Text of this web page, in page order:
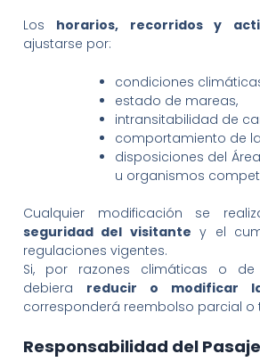
Los horarios, recorridos y
ajustarse por:
condiciones
estado de mareas,
intransitabilidad de
comportamiento de
disposiciones del
u organismos
Cualquier modificación se
seguridad del visitante y el
regulaciones vigentes.
Si, por razones climáticas o de
debiera reducir o modificar
corresponderá reembolso parcial o
Responsabilidad del